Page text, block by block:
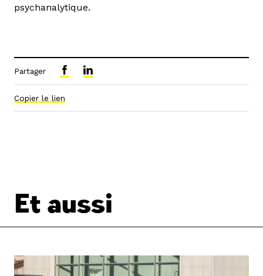
psychanalytique.
Partager
Copier le lien
Et aussi